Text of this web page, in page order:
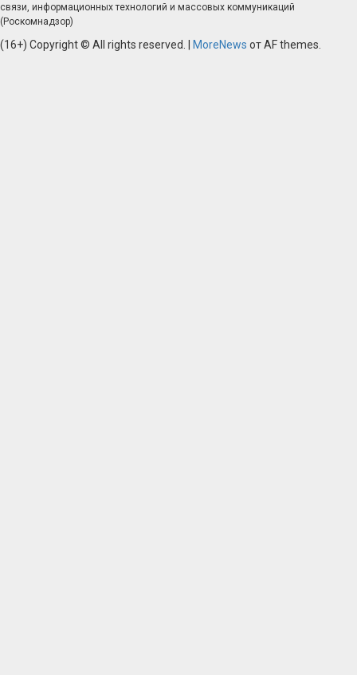
связи, информационных технологий и массовых коммуникаций
(Роскомнадзор)
(16+) Copyright © All rights reserved. MoreNews от AF themes.